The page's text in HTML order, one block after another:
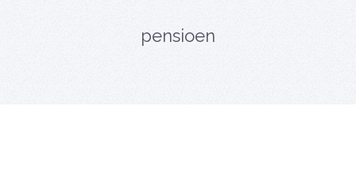
pensioen